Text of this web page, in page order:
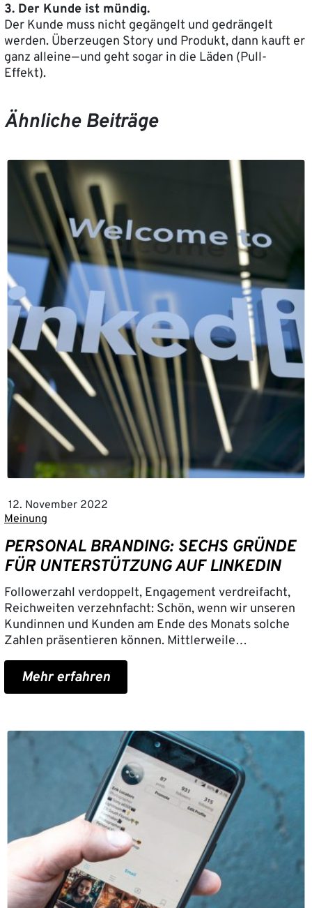
3. Der Kunde ist mündig.
Der Kunde muss nicht gegängelt und gedrängelt
werden. Überzeugen Story und Produkt, dann kauft er
ganz alleine — und geht sogar in die Läden (Pull-
Effekt).
Ähnliche Beiträge
12. November 2022
Meinung
PERSONAL BRANDING: SECHS GRÜNDE
FÜR UNTERSTÜTZUNG AUF LINKEDIN
Followerzahl verdoppelt, Engagement verdreifacht,
Reichweiten verzehnfacht: Schön, wenn wir unseren
Kundinnen und Kunden am Ende des Monats solche
Zahlen präsentieren können. Mittlerweile…
Mehr erfahren